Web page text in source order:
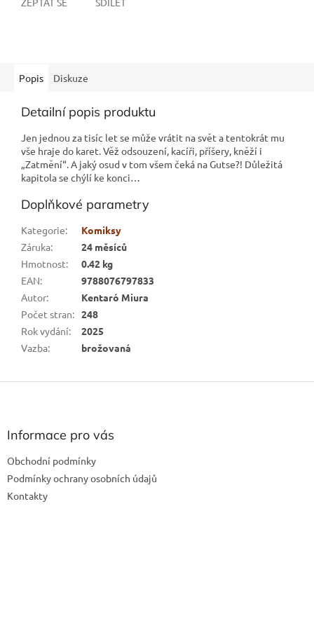
Popis Diskuze
Detailní popis produktu
Jen jednou za tisíc let se může vrátit na svět a tentokrát mu
vše hraje do karet. Věž odsouzení, kacíři, příšery, kněží i
„Zatmění“. A jaký osud v tom všem čeká na Gutse?! Důležitá
kapitola se chýlí ke konci…
Doplňkové parametry
Kategorie:
Komiksy
Záruka:
24 měsíců
Hmotnost:
0.42 kg
EAN:
9788076797833
Autor:
Kentaró Miura
Počet stran: 248
Rok vydání:
2025
Vazba: brožovaná
Z
Informace pro vás
Obchodní podmínky
Podmínky ochrany osobních údajů
Kontakty